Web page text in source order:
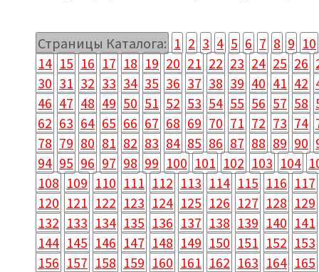
Страницы Каталога: 1 2 3 4 5 6 7 8 9 10
14 15 16 17 18 19 20 21 22 23 24 25 26
30 31 32 33 34 35 36 37 38 39 40 41 42
46 47 48 49 50 51 52 53 54 55 56 57 58
62 63 64 65 66 67 68 69 70 71 72 73 74
78 79 80 81 82 83 84 85 86 87 88 89 90
94 95 96 97 98 99 100 101 102 103 104
108 109 110 111 112 113 114 115 116 117
120 121 122 123 124 125 126 127 128 129
132 133 134 135 136 137 138 139 140 141
144 145 146 147 148 149 150 151 152 153
156 157 158 159 160 161 162 163 164 165